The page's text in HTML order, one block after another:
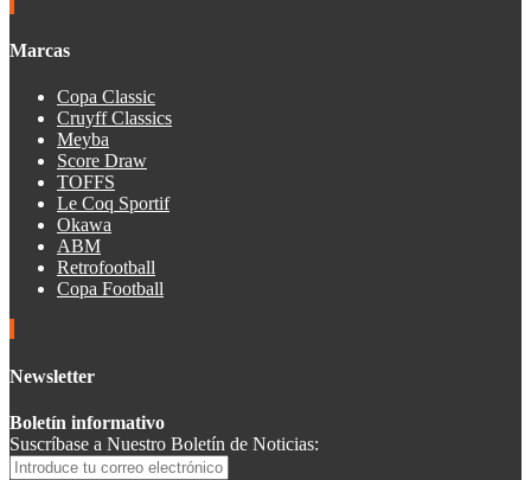
Marcas
Copa Classic
Cruyff Classics
Meyba
Score Draw
TOFFS
Le Coq Sportif
Okawa
ABM
Retrofootball
Copa Football
Newsletter
Boletín informativo
Suscríbase a Nuestro Boletín de Noticias: